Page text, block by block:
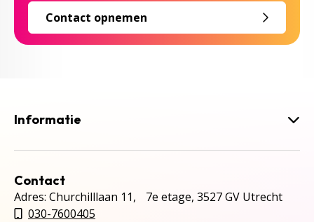
Contact opnemen
Informatie
Contact
Adres: Churchilllaan 11, 7e etage, 3527 GV Utrecht
030-7600405